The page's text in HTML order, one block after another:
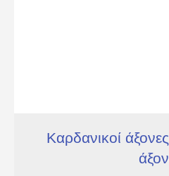
Καρδανικοί